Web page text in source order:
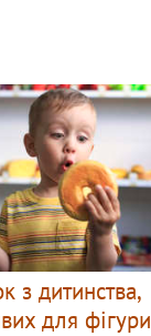
з дитинства,
для фігури